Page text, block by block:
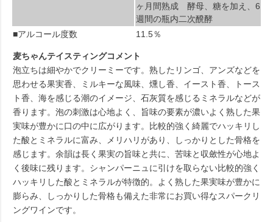
ヶ月間熟成 酵母、糖を加え、6
週間の瓶内二次醗酵
■アルコール度数
11.5％
麦ちゃんテイスティングコメント
泡立ちは細やかでクリーミーです。熟したリンゴ、アンズなどを
思わせる果実香、ミルキーな風味、燻し香、イースト香、トース
ト香、海を感じる潮のイメージ、石灰質を感じるミネラルなどが
香ります。泡の刺激は心地よく、旨味の要素が濃いよく熟した果
実味が豊かに口の中に広がります。比較的強く綺麗でハッキリし
た酸とミネラルに富み、メリハリがあり、しっかりとした骨格を
感じます。余韻は長く果実の旨味と共に、苦味と収斂性が心地よ
く後味に残ります。シャンパーニュに引けを取らない比較的強く
ハッキリした酸とミネラルが特徴的。よく熟した果実味が豊かに
膨らみ、しっかりした骨格も備えた非常にお買い得なスパークリ
ングワインです。